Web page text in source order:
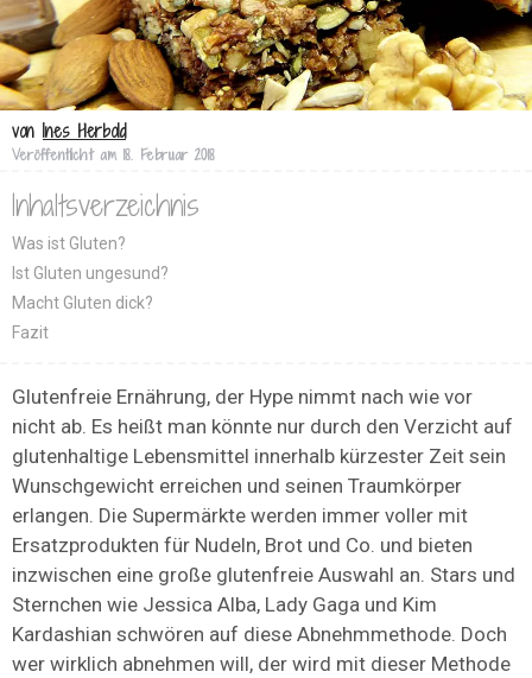
von Ines Herbold
Veröffentlicht am 18. Februar 2018
Inhaltsverzeichnis
Was ist Gluten?
Ist Gluten ungesund?
Macht Gluten dick?
Fazit
Glutenfreie Ernährung, der Hype nimmt nach wie vor
nicht ab. Es heißt man könnte nur durch den Verzicht auf
glutenhaltige Lebensmittel innerhalb kürzester Zeit sein
Wunschgewicht erreichen und seinen Traumkörper
erlangen. Die Supermärkte werden immer voller mit
Ersatzprodukten für Nudeln, Brot und Co. und bieten
inzwischen eine große glutenfreie Auswahl an. Stars und
Sternchen wie Jessica Alba, Lady Gaga und Kim
Kardashian schwören auf diese Abnehmmethode. Doch
wer wirklich abnehmen will, der wird mit dieser Methode